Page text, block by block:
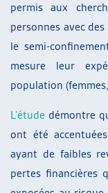
permis aux
personnes avec
le semi-
mesure leur
population
L’étude démontre
ont été
ayant de faibles
pertes financières